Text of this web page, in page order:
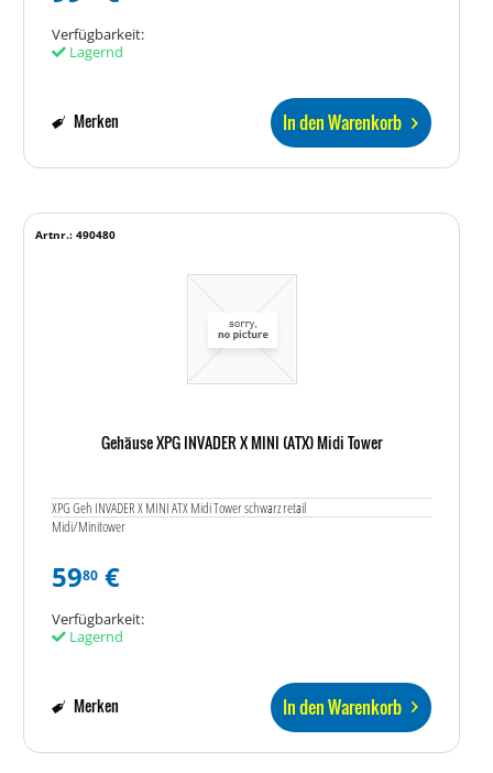
Verfügbarkeit:
Lagernd
In den Warenkorb
Merken
Gehäuse XPG INVADER X MINI (ATX) Midi Tower
XPG Geh INVADER X MINI ATX Midi Tower schwarz retail
Midi/Minitower
Artnr.: 490480
5980 €
Verfügbarkeit:
Lagernd
In den Warenkorb
Merken